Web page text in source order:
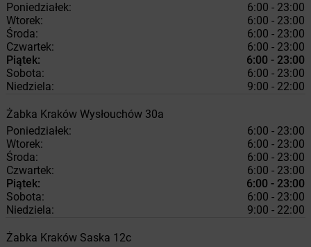
Poniedziałek:
6:00 - 23:00
Wtorek:
6:00 - 23:00
Środa:
6:00 - 23:00
Czwartek:
6:00 - 23:00
Piątek:
6:00 - 23:00
Sobota:
6:00 - 23:00
Niedziela:
9:00 - 22:00
Żabka Kraków Wysłouchów 30a
Poniedziałek:
6:00 - 23:00
Wtorek:
6:00 - 23:00
Środa:
6:00 - 23:00
Czwartek:
6:00 - 23:00
Piątek:
6:00 - 23:00
Sobota:
6:00 - 23:00
Niedziela:
9:00 - 22:00
Żabka Kraków Saska 12c